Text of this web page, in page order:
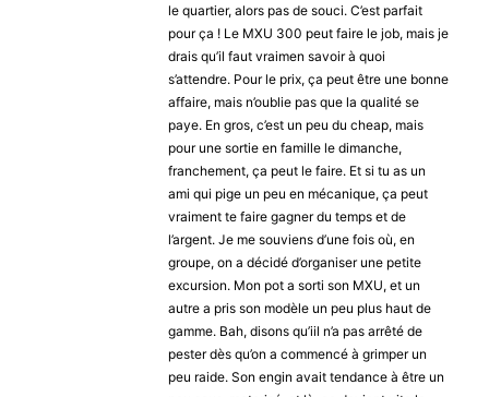
le quartier, alors pas de souci. C’est parfait
pour ça ! Le MXU 300 peut faire le job, mais je
drais qu’il faut vraimen savoir à quoi
s’attendre. Pour le prix, ça peut être une bonne
affaire, mais n’oublie pas que la qualité se
paye. En gros, c’est un peu du cheap, mais
pour une sortie en famille le dimanche,
franchement, ça peut le faire. Et si tu as un
ami qui pige un peu en mécanique, ça peut
vraiment te faire gagner du temps et de
l’argent. Je me souviens d’une fois où, en
groupe, on a décidé d’organiser une petite
excursion. Mon pot a sorti son MXU, et un
autre a pris son modèle un peu plus haut de
gamme. Bah, disons qu’iil n’a pas arrêté de
pester dès qu’on a commencé à grimper un
peu raide. Son engin avait tendance à être un